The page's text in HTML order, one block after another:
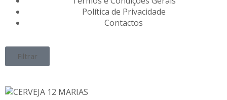
Política de Privacidade
Contactos
Filtrar